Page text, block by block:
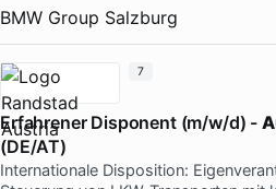
BMW Group Salzburg
Erfahrener Disponent (m/w/d) -
(DE/AT)
Internationale Disposition:
7